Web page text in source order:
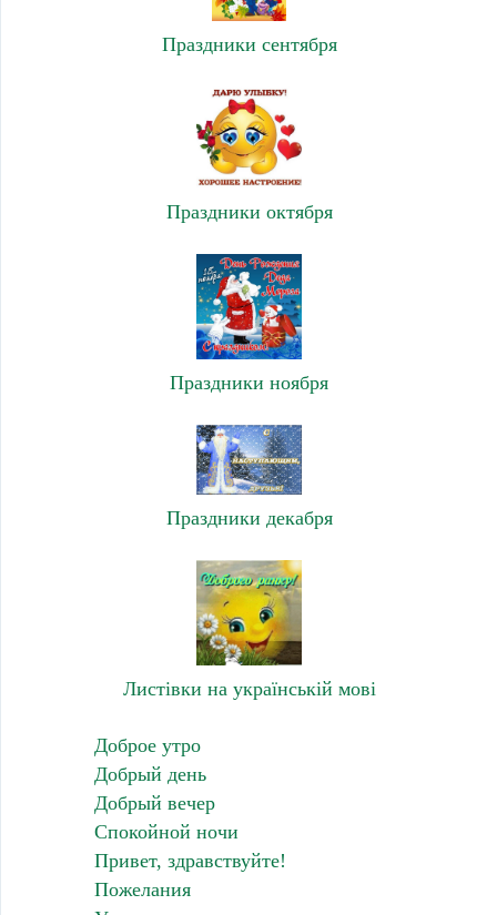
Праздники сентября
Праздники октября
Праздники ноября
Праздники декабря
Листівки на українській мові
Доброе утро
Добрый день
Добрый вечер
Спокойной ночи
Привет, здравствуйте!
Пожелания